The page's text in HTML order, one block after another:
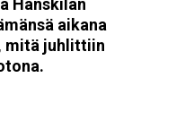
Hanskilan
aikana
mitä juhlittiin